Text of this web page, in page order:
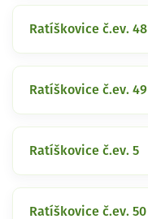
Ratíškovice č.ev. 48
Ratíškovice č.ev. 49
Ratíškovice č.ev. 5
Ratíškovice č.ev. 50